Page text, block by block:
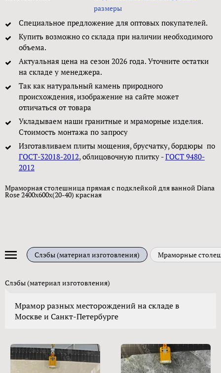
размеры
Специальное предложение для оптовых покупателей.
Купить возможно со склада при наличии необходимого
объема.
Актуальная цена на сезон 2026 года. Уточните остатки
на складе у менеджера.
Так как натуральный камень природного
происхождения, изображение на сайте может
отличаться от товара
Укладываем наши гранитные и мраморные изделия.
Стоимость монтажа по запросу
Изготавливаем плиты мощения, брусчатку, бордюры по
ГОСТ-32018-2012, облицовочную плитку -ГОСТ 9480-
2012
Мраморная столешница прямая с подклейкой для ванной Diana
Rose 2400x600x(20-40) красная
Слэбы (материал изготовления) Мраморные
Слэбы (материал изготовления)
Мрамор разных месторождений на складе в
Москве и Санкт-Петербурге